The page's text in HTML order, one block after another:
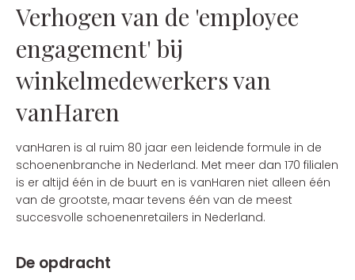
Verhogen van de 'employee
engagement' bij
winkelmedewerkers van
vanHaren
vanHaren is al ruim 80 jaar een leidende formule in de
schoenenbranche in Nederland. Met meer dan 170 filialen
is er altijd één in de buurt en is vanHaren niet alleen één
van de grootste, maar tevens één van de meest
succesvolle schoenenretailers in Nederland.
De opdracht